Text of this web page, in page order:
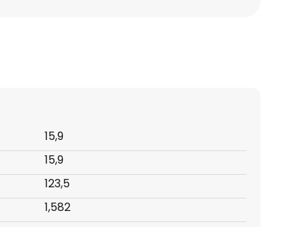
15,9
15,9
123,5
1,582